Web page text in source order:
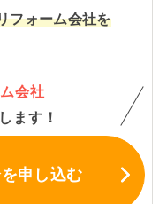
フォーム会社を
会社
ます！
を申し込む